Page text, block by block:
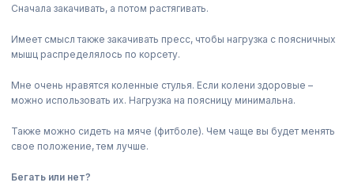
Сначала закачивать, а потом растягивать.
Имеет смысл также закачивать пресс, чтобы нагрузка с поясничных
мышц распределялось по корсету.
Мне очень нравятся коленные стулья. Если колени здоровые –
можно использовать их. Нагрузка на поясницу минимальна.
Также можно сидеть на мяче (фитболе). Чем чаще вы будет менять
свое положение, тем лучше.
Бегать или нет?